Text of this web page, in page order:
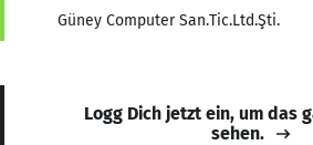
Güney Computer San.Tic.Ltd.Şti.
Logg Dich jetzt ein, um das
sehen.